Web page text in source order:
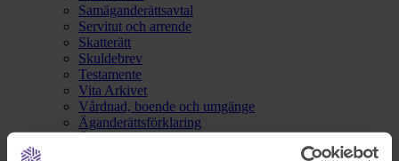
Samäganderättsavtal
Servitut och arrende
Skatterätt
Skuldebrev
Testamente
Vita Arkivet
Vårdnad, boende och umgänge
Äganderättsförklaring